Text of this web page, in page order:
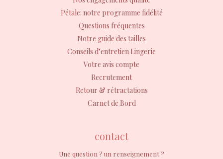
Pétale: notre programme fidélité
Questions fréquentes
Notre guide des tailles
Conseils d’entretien Lingerie
Votre avis compte
Recrutement
Retour & rétractations
Carnet de Bord
contact
Une question ? un renseignement ?